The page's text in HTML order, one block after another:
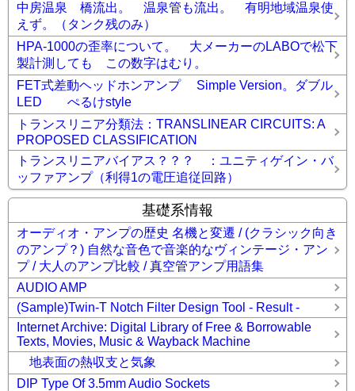
中房温泉 橋流出。 温泉管も流出。 有明地域温泉使
えず。（タンク残のみ）
HPA-1000の歪率について。 大メーカーのLABOで松下
製計測しても この数字はむり。
FET式差動ヘッドホンアンプ Simple Version。ダブル
LED ぺるけstyle
トランスリニア分類法：TRANSLINEAR CIRCUITS: A
PROPOSED CLASSIFICATION
トランスリニアバイアス？？？ ：ユニティゲイン・バ
ッファアンプ（利得1の電圧追従回路）
基礎系情報
オーディオ・アンプの歴史 名機と変遷 / (クラシック向き
のアンプ？) 自然な音色で音楽的なヴィンテージ・アン
プ / 大人のアンプ比較 / 真空管アンプ用語集
AUDIO AMP
(Sample)Twin-T Notch Filter Design Tool - Result -
Internet Archive: Digital Library of Free & Borrowable
Texts, Movies, Music & Wayback Machine
地表面の熱収支と気象
DIP Type Of 3.5mm Audio Sockets